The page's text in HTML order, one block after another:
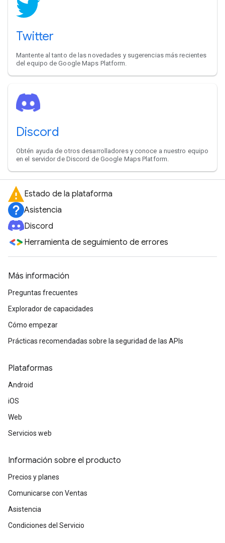
Twitter
Mantente al tanto de las novedades y sugerencias más recientes
del equipo de Google Maps Platform.
Discord
Obtén ayuda de otros desarrolladores y conoce a nuestro equipo
en el servidor de Discord de Google Maps Platform.
Estado de la plataforma
Asistencia
Discord
Herramienta de seguimiento de errores
Más información
Preguntas frecuentes
Explorador de capacidades
Cómo empezar
Prácticas recomendadas sobre la seguridad de las APIs
Plataformas
Android
iOS
Web
Servicios web
Información sobre el producto
Precios y planes
Comunicarse con Ventas
Asistencia
Condiciones del Servicio